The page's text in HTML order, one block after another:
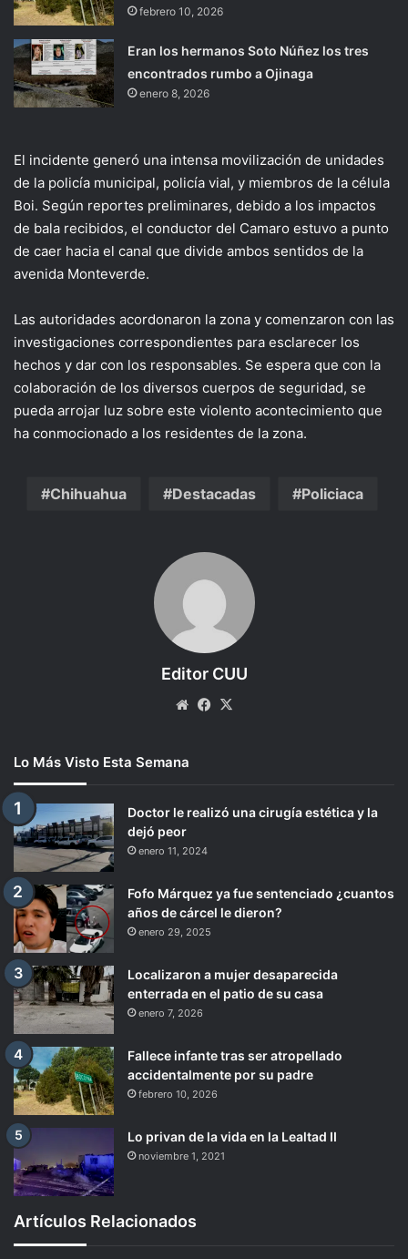
febrero 10, 2026
Eran los hermanos Soto Núñez los tres
encontrados rumbo a Ojinaga
enero 8, 2026
El incidente generó una intensa movilización de unidades
de la policía municipal, policía vial, y miembros de la célula
Boi. Según reportes preliminares, debido a los impactos
de bala recibidos, el conductor del Camaro estuvo a punto
de caer hacia el canal que divide ambos sentidos de la
avenida Monteverde.
Las autoridades acordonaron la zona y comenzaron con las
investigaciones correspondientes para esclarecer los
hechos y dar con los responsables. Se espera que con la
colaboración de los diversos cuerpos de seguridad, se
pueda arrojar luz sobre este violento acontecimiento que
ha conmocionado a los residentes de la zona.
Chihuahua Destacadas Policiaca
Editor CUU
WebsiteFacebook
Lo Más Visto Esta Semana
Doctor le realizó una cirugía estética y la
dejó peor
enero 11, 2024
Fofo Márquez ya fue sentenciado ¿cuantos
años de cárcel le dieron?
enero 29, 2025
Localizaron a mujer desaparecida
enterrada en el patio de su casa
enero 7, 2026
Fallece infante tras ser atropellado
accidentalmente por su padre
febrero 10, 2026
Lo privan de la vida en la Lealtad II
noviembre 1, 2021
Artículos Relacionados